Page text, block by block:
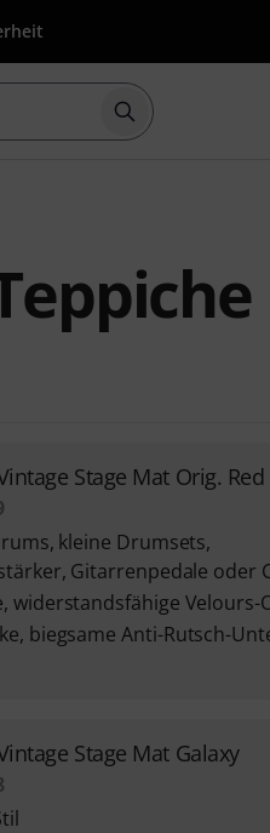
Suche mit
Stage Mat Orig. Red
kleine Drumsets,
Gitarrenpedale oder
widerstandsfähige Velours-
biegsame Anti-Rutsch-
Stage Mat Galaxy